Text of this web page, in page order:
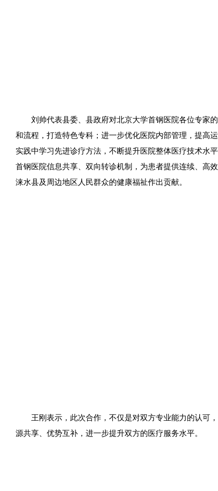
刘帅代表县委、县政府对北京大学首钢医院各位专家
和流程，打造特色专科；进一步优化医院内部管理，提高
实践中学习先进诊疗方法，不断提升医院整体医疗技术水
首钢医院信息共享、双向转诊机制，为患者提供连续、高
涞水县及周边地区人民群众的健康福祉作出贡献。
王刚表示，此次合作，不仅是对双方专业能力的认可
源共享、优势互补，进一步提升双方的医疗服务水平。